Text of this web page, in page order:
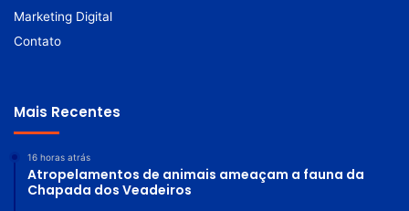
Marketing Digital
Contato
Mais Recentes
16 horas atrás
Atropelamentos de animais ameaçam a fauna da
Chapada dos Veadeiros